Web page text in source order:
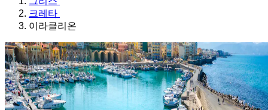
크레타
이라클리온